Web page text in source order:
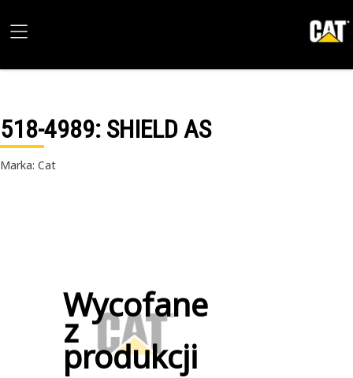
518-4989: SHIELD AS
Marka: Cat
Wycofane
z
produkcji